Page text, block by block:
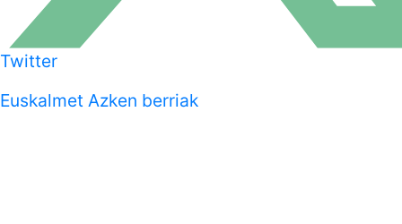
Twitter
Euskalmet Azken berriak